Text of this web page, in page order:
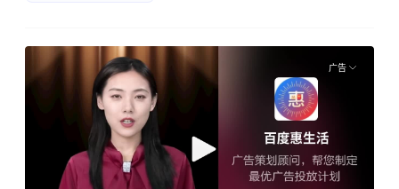
广告